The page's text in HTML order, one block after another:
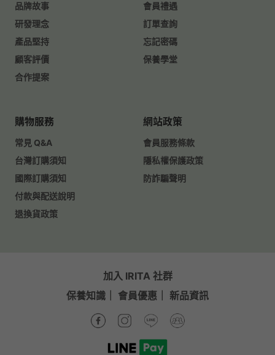
品牌故事
研發理念
產品堅持
顧客評價
合作提案
會員禮遇
訂單查詢
忘記密碼
保養學堂
購物服務
常見 Q&A
台灣訂購須知
國際訂購須知
付款與配送說明
退換貨政策
網站政策
會員服務條款
隱私權保護政策
防詐騙聲明
加入 IRITA 社群
保養知識
會員優惠 新品資訊